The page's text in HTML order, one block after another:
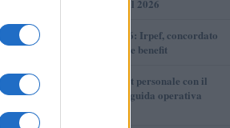
e prospettive per il 2026
4
Novità fiscali 2026: Irpef, concordato
preventivo e fringe benefit
5
Cash management personale con il
sistema a bucket: guida operativa